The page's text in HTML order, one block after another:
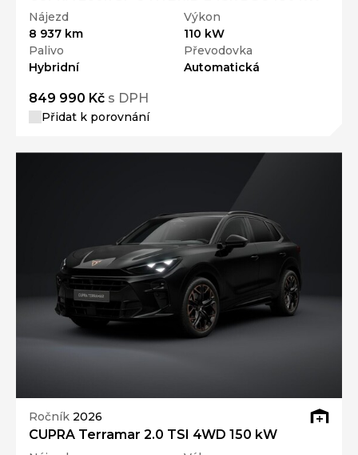
Nájezd
8 937 km
Výkon
110 kW
Palivo
Hybridní
Převodovka
Automatická
849 990 Kč s DPH
Přidat k porovnání
Ročník 2026
CUPRA Terramar 2.0 TSI 4WD 150 kW